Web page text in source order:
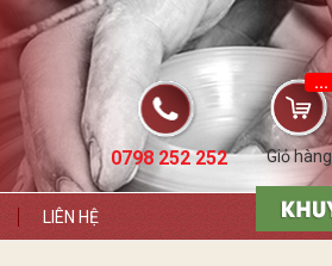
Giỏ hàng
...
0798 252 252
LIÊN HỆ